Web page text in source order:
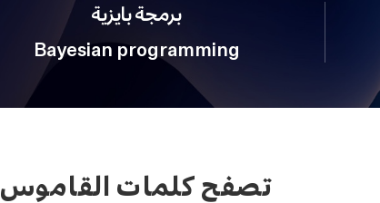
Bayesian programming
برمجة بايزية
تصفح كلمات القاموس